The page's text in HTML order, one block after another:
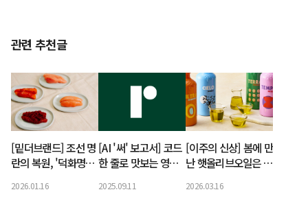
관련 추천글
[밑더브랜드] 조선 명
란의 복원, '덕화명란'
2026.01.16
[AI '써' 보고서] 코드
한 줄로 맛보는 영양
2025.09.11
[이주의 신상] 봄에 만
난 햇올리브오일은 신
2026.03.16